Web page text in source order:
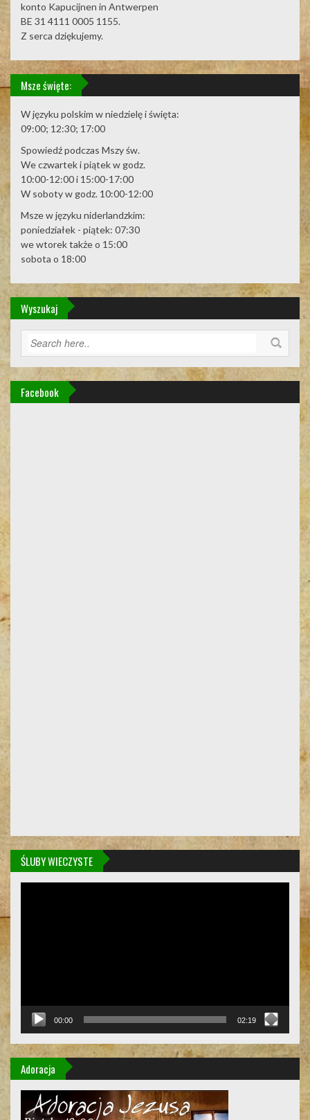
konto Kapucijnen in Antwerpen
BE 31 4111 0005 1155.
Z serca dziękujemy.
Msze święte:
W języku polskim w niedzielę i święta:
09:00; 12:30; 17:00
Spowiedź podczas Mszy św.
We czwartek i piątek w godz.
10:00-12:00 i 15:00-17:00
W soboty w godz. 10:00-12:00
Msze w języku niderlandzkim:
poniedziałek - piątek: 07:30
we wtorek także o 15:00
sobota o 18:00
Wyszukaj
Facebook
ŚLUBY WIECZYSTE
00:00 02:19
Adoracja